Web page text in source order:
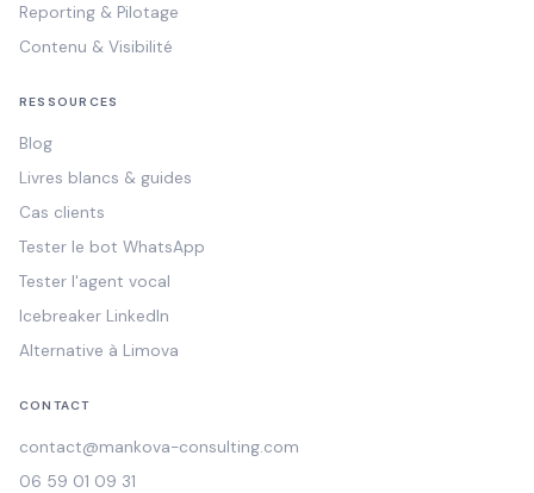
Reporting & Pilotage
Contenu & Visibilité
RESSOURCES
Blog
Livres blancs & guides
Cas clients
Tester le bot WhatsApp
Tester l'agent vocal
Icebreaker LinkedIn
Alternative à Limova
CONTACT
contact@mankova-consulting.com
06 59 01 09 31